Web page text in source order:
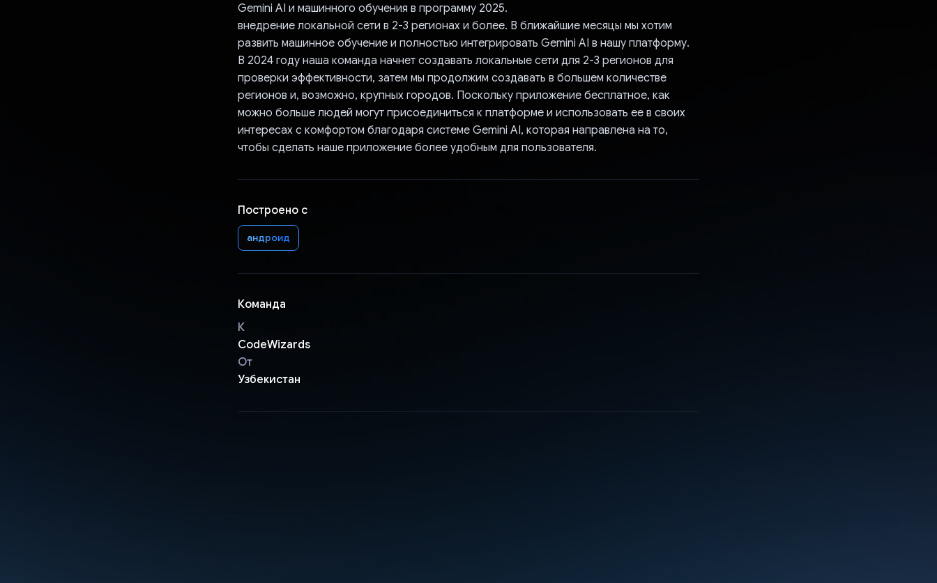
Gemini AI и машинного обучения в программу 2025.
внедрение локальной сети в 2-3 регионах и более. В ближайшие месяцы мы хотим
развить машинное обучение и полностью интегрировать Gemini AI в нашу платформу.
В 2024 году наша команда начнет создавать локальные сети для 2-3 регионов для
проверки эффективности, затем мы продолжим создавать в большем количестве
регионов и, возможно, крупных городов. Поскольку приложение бесплатное, как
можно больше людей могут присоединиться к платформе и использовать ее в своих
интересах с комфортом благодаря системе Gemini AI, которая направлена ​​на то,
чтобы сделать наше приложение более удобным для пользователя.
Построено с
андроид
Команда
К
CodeWizards
От
Узбекистан